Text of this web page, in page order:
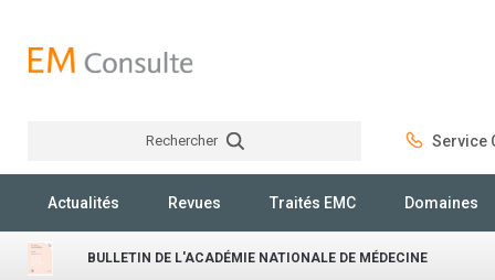
Rechercher Service
Actualités Revues Traités EMC Domaines
BULLETIN DE L'ACADÉMIE NATIONALE DE MÉDECINE